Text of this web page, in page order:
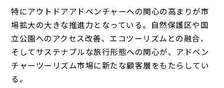
特にアウトドアアドベンチャーへの関心の高まりが市
場拡大の大きな推進力となっている。自然保護区や国
立公園へのアクセス改善、エコツーリズムとの融合、
そしてサステナブルな旅行形態への関心が、アドベン
チャーツーリズム市場に新たな顧客層をもたらしてい
る。